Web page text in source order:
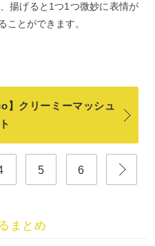
揚げると1つ1つ微妙に表情が
ことができます。
】クリーミーマッシュ
5 6
まとめ